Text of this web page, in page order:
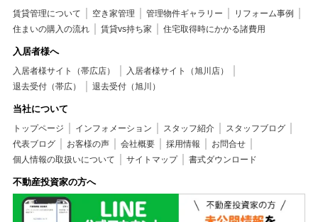
賃貸管理について 空き家管理 管理物件ギャラリー
リフォーム事例
住まいの購入の流れ
賃貸vs持ち家 住宅取得時にかかる諸費用
入居者様へ
入居者様サイト（帯広店）
入居者様サイト（旭川店）
退去受付（帯広）
退去受付（旭川）
当社について
トップページ インフォメーション スタッフ紹介
スタッフブログ
代表ブログ
お客様の声 会社概要 採用情報
お問合せ
個人情報の取扱いについて
サイトマップ 書式ダウンロード
不動産投資家の方へ